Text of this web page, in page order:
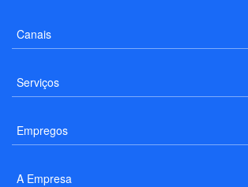
Canais
Serviços
Empregos
A Empresa